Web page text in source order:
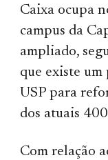
Caixa ocupa
campus da
ampliado,
que existe
USP para
dos atuais
Com relação